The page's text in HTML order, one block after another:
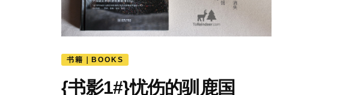
书籍｜BOOKS
{书影1#}忧伤的驯鹿国